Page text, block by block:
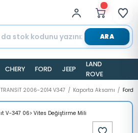
ARA
CHERY FORD JEEP
LAND
ROVER
TRANSİT 2006-2014 V347 Kaporta Aksamı Ford